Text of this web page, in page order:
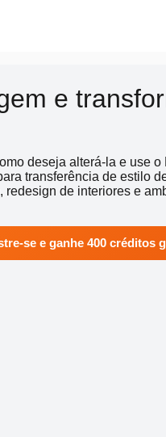
e
deseja alterá-la e use
transferência de estilo
de interiores e
se e ganhe 400 créditos